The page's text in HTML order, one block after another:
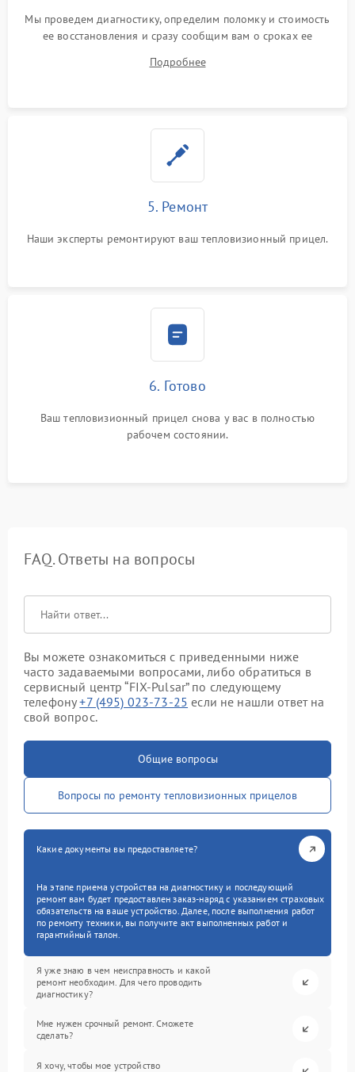
Мы проведем диагностику, определим поломку и стоимость
ее восстановления и сразу сообщим вам о сроках ее
Подробнее
5. Ремонт
Наши эксперты ремонтируют ваш тепловизионный прицел.
6. Готово
Ваш тепловизионный прицел снова у вас в полностью
рабочем состоянии.
FAQ. Ответы на вопросы
Вы можете ознакомиться с приведенными ниже
часто задаваемыми вопросами, либо обратиться в
сервисный центр “FIX-Pulsar” по следующему
телефону+7 (495) 023-73-25 если не нашли ответ на
свой вопрос.
Общие вопросы
Вопросы по ремонту тепловизионных прицелов
Какие документы вы предоставляете?
На этапе приема устройства на диагностику и последующий
ремонт вам будет предоставлен заказ-наряд с указанием страховых
обязательств на ваше устройство. Далее, после выполнения работ
по ремонту техники, вы получите акт выполненных работ и
гарантийный талон.
Я уже знаю в чем неисправность и какой
ремонт необходим. Для чего проводить
диагностику?
Мне нужен срочный ремонт. Сможете
сделать?
Я хочу, чтобы мое устройство